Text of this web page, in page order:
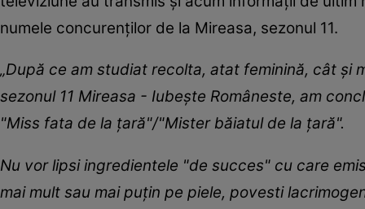
numele concurenților de la Mireasa, sezonul 11.
„După ce am studiat recolta, atat feminină, cât și
sezonul 11 Mireasa - Iubește Româneste, am
"Miss fata de la țară"/"Mister băiatul de la țară".
Nu vor lipsi ingredientele "de succes" cu care
mai mult sau mai puțin pe piele, povesti